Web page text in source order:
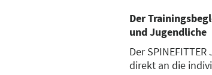
Der
und Jugendliche
Der
direkt an die